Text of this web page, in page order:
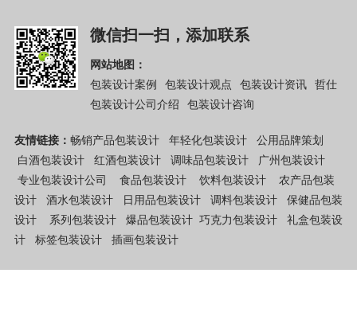
微信扫一扫，添加联系
网站地图：
包装设计案例
包装设计观点 包装设计资讯
哲仕
包装设计公司介绍
包装设计咨询
友情链接： 畅销产品包装设计 年轻化包装设计
公用品牌策划
白酒包装设计
红酒包装设计 调味品包装设计
广州包装设计
专业包装设计公司
食品包装设计 饮料包装设计
农产品包装
设计
酒水包装设计 日用品包装设计 调料包装设计
保健品包装
设计
系列包装设计 爆品包装设计 巧克力包装设计
礼盒包装设
计
标签包装设计 插画包装设计